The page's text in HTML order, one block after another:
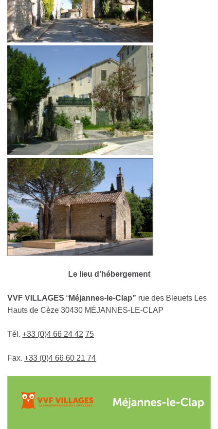
Le lieu d’hébergement
VVF VILLAGES “Méjannes-le-Clap” rue des Bleuets Les
Hauts de Cèze 30430 MÉJANNES-LE-CLAP
Tél. +33 (0)4 66 24 42 75
Fax. +33 (0)4 66 60 21 74